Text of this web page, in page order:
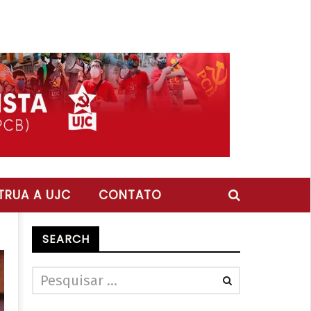
A UJC CONTATO
SEARCH